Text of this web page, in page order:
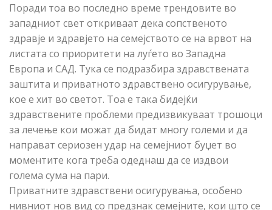
Поради тоа во последно време трендовите во
западниот свет откриваат дека сопственото
здравје и здравјето на семејството се на врвот на
листата со приоритети на луѓето во Западна
Европа и САД. Тука се подразбира здравствената
заштита и приватното здравствено осигурување,
кое е хит во светот. Тоа е така бидејќи
здравствените проблеми предизвикуваат трошоци
за лечење кои можат да бидат многу големи и да
направат сериозен удар на семејниот буџет во
моментите кога треба одеднаш да се издвои
голема сума на пари.
Приватните здравствени осигурувања, особено
нивниот нов вид со предзнак семејните, кои што се